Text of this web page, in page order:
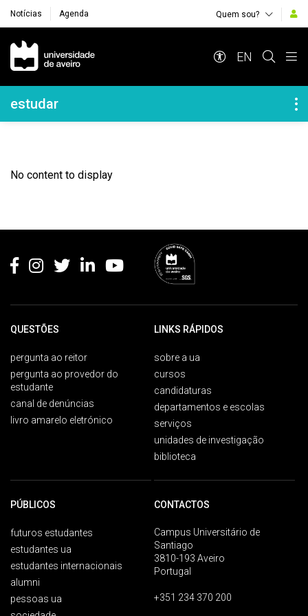
Notícias Agenda Quem sou?
Navegação Principal
EN
Navegação Lateral
estudar
No content to display
QUESTÕES
pergunta ao reitor
pergunta ao provedor do
estudante
canal de denúncias
livro amarelo eletrónico
LINKS RÁPIDOS
sobre a ua
cursos
candidaturas
departamentos e escolas
serviços
unidades de investigação
biblioteca
PÚBLICOS
futuros estudantes
estudantes ua
estudantes internacionais
alumni
pessoas ua
CONTACTOS
Campus Universitário de
Santiago
3810-193 Aveiro
Portugal
+351 234 370 200